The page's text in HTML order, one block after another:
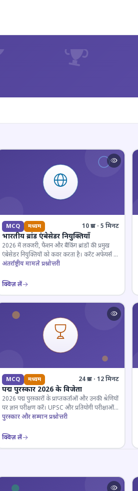
MCQ मध्यम 10 प्रश्न · 5 मिनट
भारतीय ब्रांड एंबेसेडर नियुक्तियाँ
2026 में लक्जरी, फैशन और बैंकिंग ब्रांडों की प्रमुख
एंबेसेडर नियुक्तियों को कवर करता है। करेंट अफेयर्स के
लिए जरूरी।
अंतर्राष्ट्रीय मामले प्रश्नोत्तरी
क्विज़ लें
MCQ मध्यम 24 प्रश्न · 12 मिनट
पद्म पुरस्कार 2026 के विजेता
2026 पद्म पुरस्कारों के प्राप्तकर्ताओं और उनकी श्रेणियों
पर ज्ञान परीक्षण करें। UPSC और प्रतियोगी परीक्षाओं
के लिए महत्वपूर्ण।
पुरस्कार और सम्मान प्रश्नोत्तरी
क्विज़ लें